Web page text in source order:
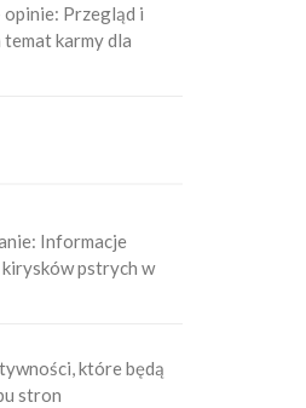
opinie: Przegląd i
karmy dla
Informacje
pstrych w
które będą
stron